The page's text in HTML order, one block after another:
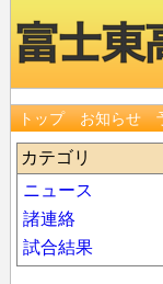
トップ お知らせ
カテゴリ
ニュース
諸連絡
試合結果